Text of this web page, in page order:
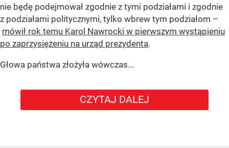
nie będę podejmował zgodnie z tymi podziałami i zgodnie
z podziałami politycznymi, tylko wbrew tym podziałom –
mówił rok temu Karol Nawrocki w pierwszym wystąpieniu
po zaprzysiężeniu na urząd prezydenta.
Głowa państwa złożyła wówczas...
CZYTAJ DALEJ